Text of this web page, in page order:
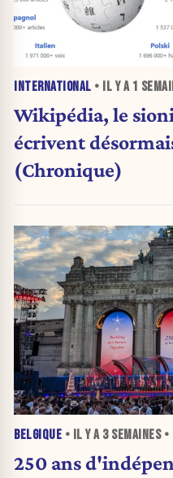
INTERNATIONAL • IL Y A 1
Wikipédia, le
écrivent
(Chronique)
BELGIQUE • IL Y A 3 SEMAINES•
250 ans